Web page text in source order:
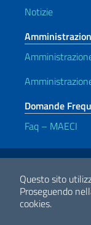
Questo sito
Proseguendo
cookies.
Notizie
Domande
Faq – MAECI
Link Utili